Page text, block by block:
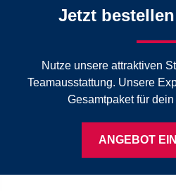
Jetzt
Nutze unsere attraktiven
Teamausstattung. Unsere
Gesamtpaket für
ANGEBOT